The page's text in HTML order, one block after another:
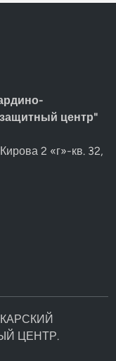
центр"
2 «г»-кв. 32,
ЦЕНТР.